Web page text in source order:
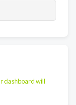
dashboard will